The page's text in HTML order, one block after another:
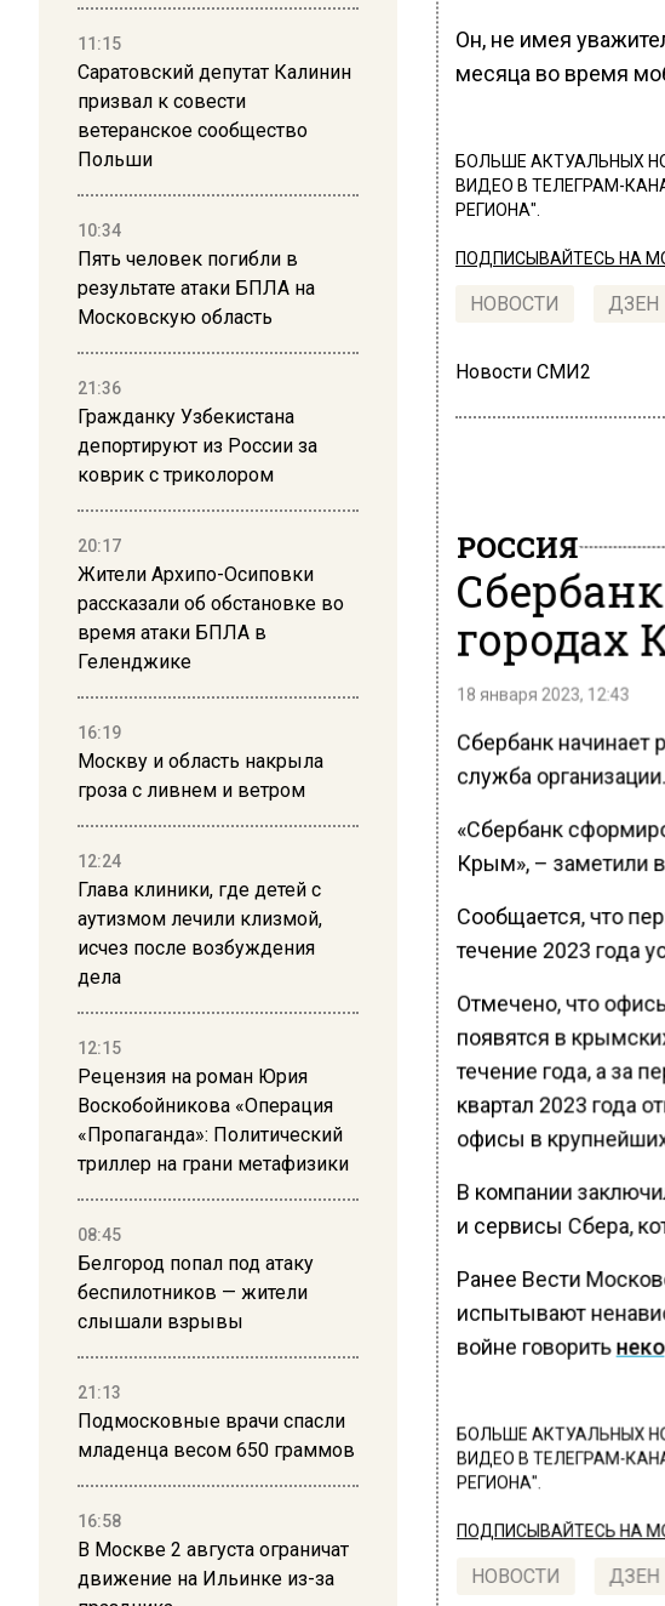
11:15
Саратовский депутат Калинин
призвал к совести
ветеранское сообщество
Польши
10:34
Пять человек погибли в
результате атаки БПЛА на
Московскую область
21:36
Гражданку Узбекистана
депортируют из России за
коврик с триколором
20:17
Жители Архипо-Осиповки
рассказали об обстановке во
время атаки БПЛА в
Геленджике
16:19
Москву и область накрыла
гроза с ливнем и ветром
12:24
Глава клиники, где детей с
аутизмом лечили клизмой,
исчез после возбуждения
дела
12:15
Рецензия на роман Юрия
Воскобойникова «Операция
«Пропаганда»: Политический
триллер на грани метафизики
08:45
Белгород попал под атаку
беспилотников — жители
слышали взрывы
21:13
Подмосковные врачи спасли
младенца весом 650 граммов
16:58
В Москве 2 августа ограничат
движение на Ильинке из-за
Он, не имея
месяца во время
БОЛЬШЕ АКТУАЛЬНЫХ
ВИДЕО В ТЕЛЕГРАМ-
РЕГИОНА".
ПОДПИСЫВАЙТЕСЬ НА
НОВОСТИ ДЗЕН
Новости СМИ2
РОССИЯ
городах
18 января 2023, 12:43
Сбербанк начинает
служба организации.
«Сбербанк
Крым», – заметили
Сообщается, что
течение 2023 года
Отмечено, что
появятся в
течение года, а за
квартал 2023 года
офисы в
В компании
и сервисы Сбера,
Ранее Вести
испытывают
войне говорить
БОЛЬШЕ АКТУАЛЬНЫХ
ВИДЕО В ТЕЛЕГРАМ-
РЕГИОНА".
ПОДПИСЫВАЙТЕСЬ НА
НОВОСТИ ДЗЕН